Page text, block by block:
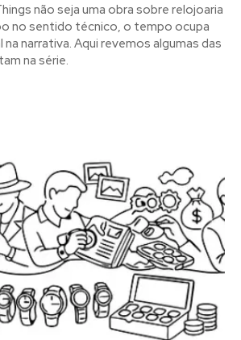
não seja uma obra sobre relojoaria
no sentido técnico, o tempo ocupa
narrativa. Aqui revemos algumas das
na série.